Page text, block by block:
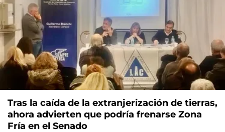
Tras la caída de la extranjerización de tierras,
ahora advierten que podría frenarse Zona
Fría en el Senado